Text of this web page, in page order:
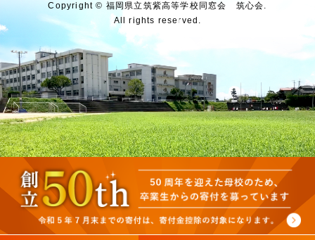
Copyright © 福岡県⽴筑紫⾼等学校同窓会 筑⼼会.
All rights reserved.